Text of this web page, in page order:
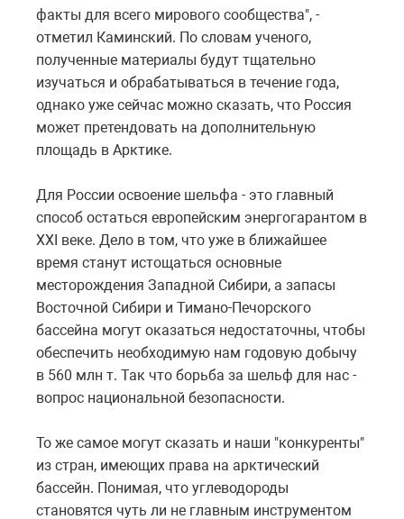
факты для всего мирового сообщества", -
отметил Каминский. По словам ученого,
полученные материалы будут тщательно
изучаться и обрабатываться в течение года,
однако уже сейчас можно сказать, что Россия
может претендовать на дополнительную
площадь в Арктике.
Для России освоение шельфа - это главный
способ остаться европейским энергогарантом в
XXI веке. Дело в том, что уже в ближайшее
время станут истощаться основные
месторождения Западной Сибири, а запасы
Восточной Сибири и Тимано-Печорского
бассейна могут оказаться недостаточны, чтобы
обеспечить необходимую нам годовую добычу
в 560 млн т. Так что борьба за шельф для нас -
вопрос национальной безопасности.
То же самое могут сказать и наши "конкуренты"
из стран, имеющих права на арктический
бассейн. Понимая, что углеводороды
становятся чуть ли не главным инструментом